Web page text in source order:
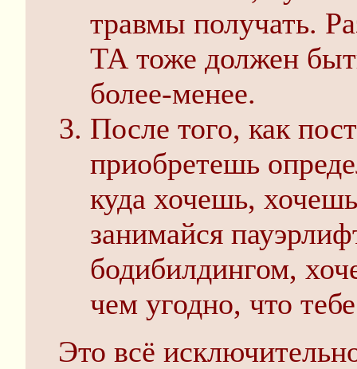
травмы получать.
ТА тоже должен
более-менее.
После того, как
приобретешь
куда хочешь,
занимайся
бодибилдингом,
чем угодно, что
Это всё